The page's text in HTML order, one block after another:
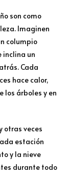
son como
Imaginen
columpio
inclina un
Cada
hace calor,
los árboles y en
otras veces
estación
y la nieve
durante todo